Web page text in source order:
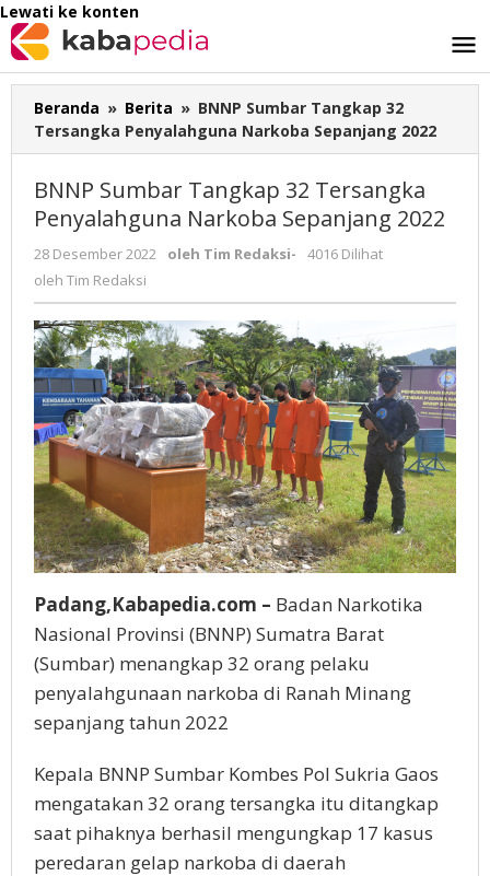
Lewati ke konten
Beranda » Berita » BNNP Sumbar Tangkap 32
Tersangka Penyalahguna Narkoba Sepanjang 2022
BNNP Sumbar Tangkap 32 Tersangka
Penyalahguna Narkoba Sepanjang 2022
28 Desember 2022 oleh Tim Redaksi-
4016 Dilihat
oleh Tim Redaksi
Padang,Kabapedia.com – Badan Narkotika
Nasional Provinsi (BNNP) Sumatra Barat
(Sumbar) menangkap 32 orang pelaku
penyalahgunaan narkoba di Ranah Minang
sepanjang tahun 2022
Kepala BNNP Sumbar Kombes Pol Sukria Gaos
mengatakan 32 orang tersangka itu ditangkap
saat pihaknya berhasil mengungkap 17 kasus
peredaran gelap narkoba di daerah